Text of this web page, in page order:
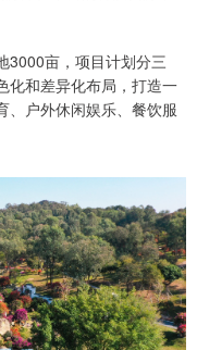
3000亩，项目计划分三
化和差异化布局，打造一
、户外休闲娱乐、餐饮服